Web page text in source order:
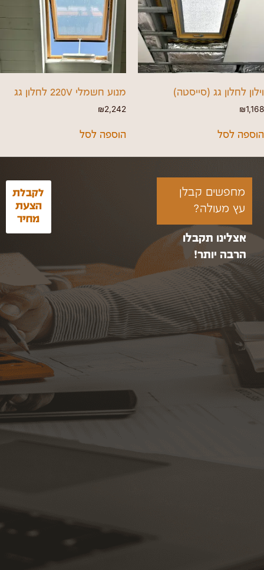
וילון לחלון גג (סייסטה)
₪1,168
הוספה לסל
מנוע חשמלי 220V לחלון גג
₪2,242
הוספה לסל
מחפשים קבלן
עץ מעולה?
אצלינו תקבלו
הרבה יותר!
לקבלת
הצעת
מחיר